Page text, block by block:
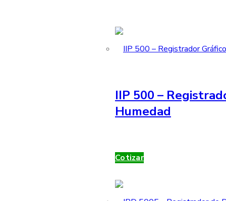
IIP 500 –
Humedad
Cotizar